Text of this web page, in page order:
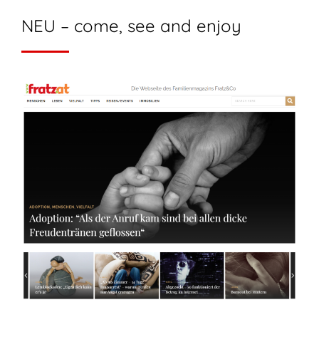
NEU – come, see and enjoy